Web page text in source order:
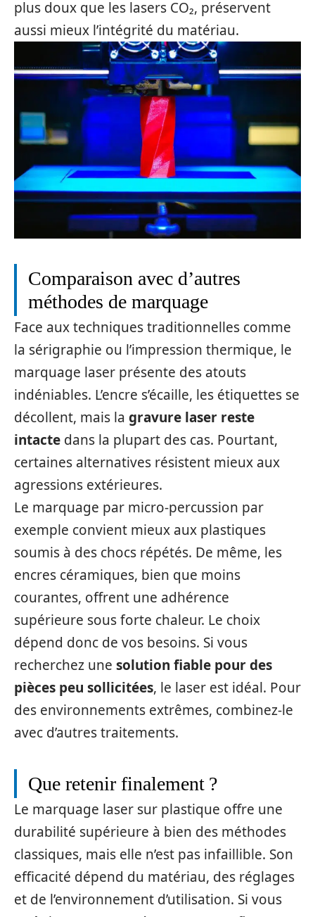
plus doux que les lasers CO₂, préservent
aussi mieux l’intégrité du matériau.
Comparaison avec d’autres
méthodes de marquage
Face aux techniques traditionnelles comme
la sérigraphie ou l’impression thermique, le
marquage laser présente des atouts
indéniables. L’encre s’écaille, les étiquettes se
décollent, mais la gravure laser reste
intacte dans la plupart des cas. Pourtant,
certaines alternatives résistent mieux aux
agressions extérieures.
Le marquage par micro-percussion par
exemple convient mieux aux plastiques
soumis à des chocs répétés. De même, les
encres céramiques, bien que moins
courantes, offrent une adhérence
supérieure sous forte chaleur. Le choix
dépend donc de vos besoins. Si vous
recherchez une solution fiable pour des
pièces peu sollicitées, le laser est idéal. Pour
des environnements extrêmes, combinez-le
avec d’autres traitements.
Que retenir finalement ?
Le marquage laser sur plastique offre une
durabilité supérieure à bien des méthodes
classiques, mais elle n’est pas infaillible. Son
efficacité dépend du matériau, des réglages
et de l’environnement d’utilisation. Si vous